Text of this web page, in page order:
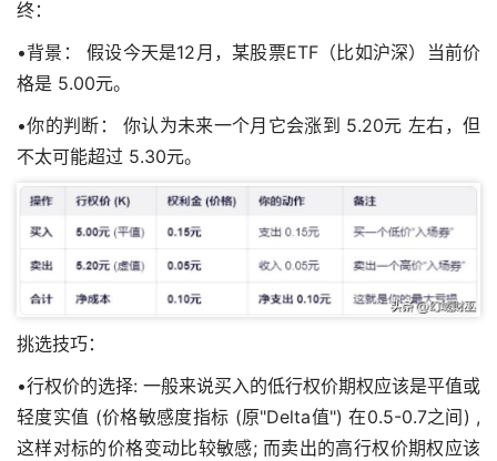
终：
•背景： 假设今天是12月，某股票ETF（比如沪深）当前价
格是 5.00元。
•你的判断： 你认为未来一个月它会涨到 5.20元 左右，但
不太可能超过 5.30元。
挑选技巧：
•行权价的选择: 一般来说买入的低行权价期权应该是平值或
轻度实值 (价格敏感度指标 (原"Delta值") 在0.5-0.7之间) ,
这样对标的价格变动比较敏感; 而卖出的高行权价期权应该